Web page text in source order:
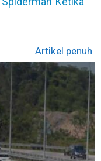
Artikel penuh